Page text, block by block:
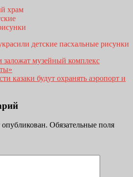
детские пасхальные рисунки
заложат музейный комплекс
казаки будут охранять аэропорт и
Обязательные поля